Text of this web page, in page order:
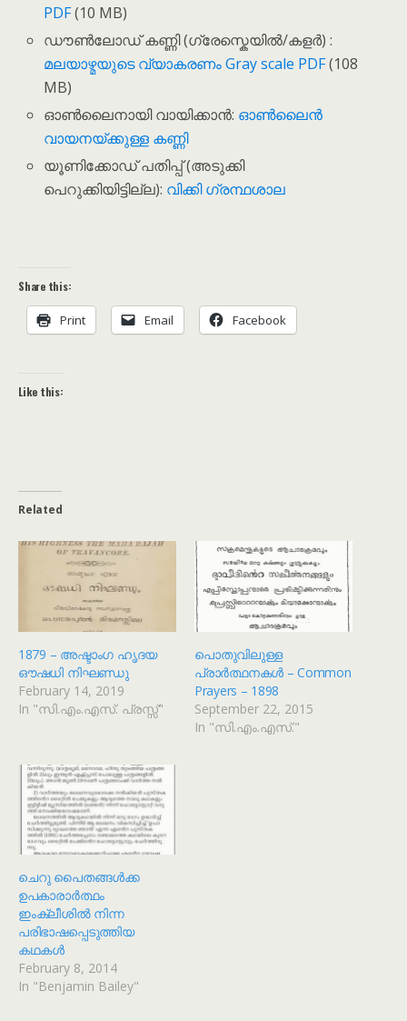
PDF(10 MB)
ഡൗൺലോഡ് കണ്ണി (ഗ്രേസ്കെയിൽ/കളർ) :
മലയാഴ്മയുടെ വ്യാകരണം Gray scale PDF(108
MB)
ഓൺലൈനായി വായിക്കാൻ: ഓൺലൈൻ
വായനയ്ക്കുള്ള കണ്ണി
യൂണിക്കോഡ് പതിപ്പ് (അടുക്കി
പെറുക്കിയിട്ടില്ല): വിക്കി ഗ്രന്ഥശാല
Share this:
Print Email Facebook
Like this:
Related
1879 – അഷ്ടാംഗ ഹൃദയ
ഔഷധി നിഘണ്ഡു
February 14, 2019
In "സി.എം.എസ്. പ്രസ്സ്"
പൊതുവിലുള്ള
പ്രാർത്ഥനകൾ – Common
Prayers – 1898
September 22, 2015
In "സി.എം.എസ്."
ചെറു പൈതങ്ങൾക്ക
ഉപകാരാർത്ഥം
ഇംക്ലീശിൽ നിന്ന
പരിഭാഷപ്പെടുത്തിയ
കഥകൾ
February 8, 2014
In "Benjamin Bailey"